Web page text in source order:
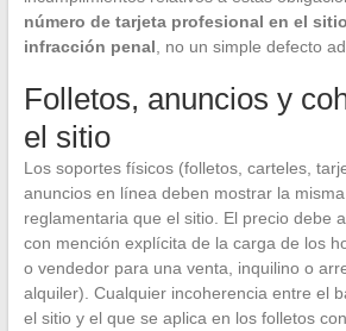
número de tarjeta profesional en el
infracción penal, no un simple defecto
Folletos, anuncios y
el sitio
Los soportes físicos (folletos, carteles,
anuncios en línea deben mostrar la
reglamentaria que el sitio. El precio debe
con mención explícita de la carga de los
o vendedor para una venta, inquilino o
alquiler). Cualquier incoherencia entre el
el sitio y el que se aplica en los folletos